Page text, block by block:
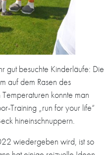
gut besuchte Kinderläufe: Die
auf dem Rasen des
konnte man
Training „run for your life“
hineinschnuppern.
wiedergeben wird, ist so